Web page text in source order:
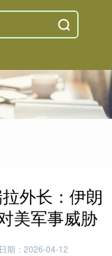
外长：伊朗
美军事威胁
日期：2026-04-12